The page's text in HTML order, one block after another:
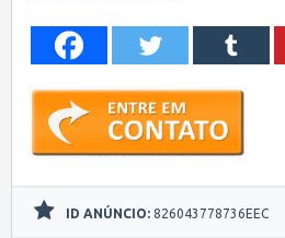
ID ANÚNCIO: 826043778736EEC